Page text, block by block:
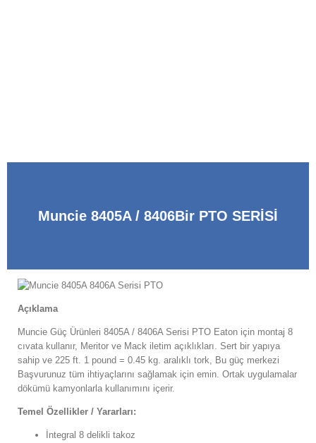
Muncie 8405A / 8406Bir PTO SERİSİ
Açıklama
Muncie Güç Ürünleri 8405A / 8406A Serisi PTO Eaton için montaj 8
cıvata kullanır, Meritor ve Mack iletim açıklıkları. Sert bir yapıya
sahip ve 225 ft. 1 pound = 0.45 kg. aralıklı tork, Bu güç merkezi
Başvurunuz tüm ihtiyaçlarını sağlamak için emin. Ortak uygulamalar
dökümü kamyonlarla kullanımını içerir.
Temel Özellikler / Yararları:
İntegral 8 delikli takoz